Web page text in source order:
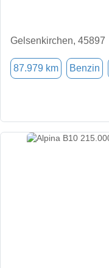
Gelsenkirchen, 45897
87.979 km Benzin